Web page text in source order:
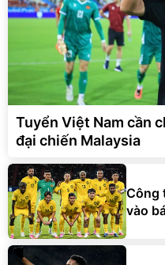
Tuyển Việt Nam cần
đại chiến Malaysia
Công
vào